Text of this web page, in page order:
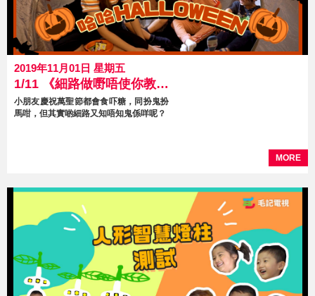
2019年11月01日 星期五
1/11 《細路做嘢唔使你教》 第16集 哈哈Halloween
小朋友慶祝萬聖節都會食吓糖，同扮鬼扮
馬咁，但其實啲細路又知唔知鬼係咩呢？
MORE